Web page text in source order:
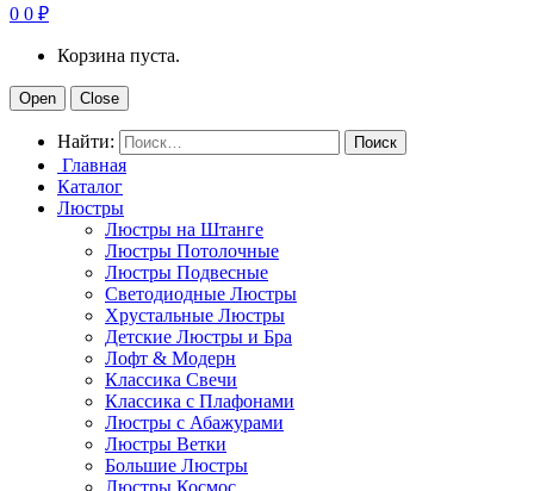
0 0 ₽
Корзина пуста.
Open Close
Найти:
Главная
Каталог
Люстры
Люстры на Штанге
Люстры Потолочные
Люстры Подвесные
Светодиодные Люстры
Хрустальные Люстры
Детские Люстры и Бра
Лофт & Модерн
Классика Свечи
Классика с Плафонами
Люстры с Абажурами
Люстры Ветки
Большие Люстры
Люстры Космос